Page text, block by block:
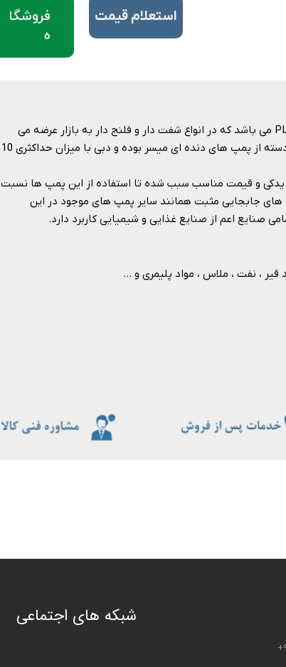
یکی دیگر از دسته پمپ های هیدرولیک آرافن سری PLO می باشد که در انواع شفت دار و فلنج دار به بازار عرضه می
شود. امکان تامین فشار تا حداکثر 275 بار برای این دسته از پمپ های دنده ای میسر بوده و دبی با میزان حداکثری 10
و قیمت مناسب سبب شده تا استفاده از این پمپ ها نسبت
های جابجایی مثبت همانند سایر پمپ های موجود در این
صنایع اعم از صنایع غذایی و شیمیایی کاربرد دارد.​​​​​​​
قیر ، نفت ، ملاس ، مواد پلیمری و …​​​​​​​
فروشگا
ه
​استعلام قیمت
شبکه های اجتماعی